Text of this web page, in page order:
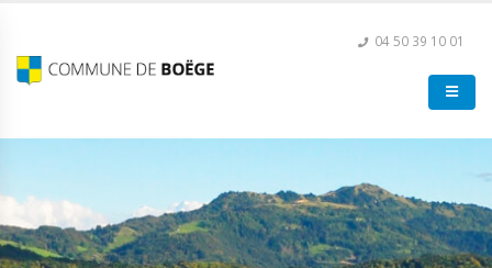
04 50 39 10 01